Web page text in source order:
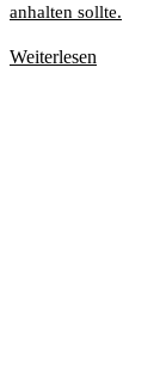
anhalten sollte.
Weiterlesen